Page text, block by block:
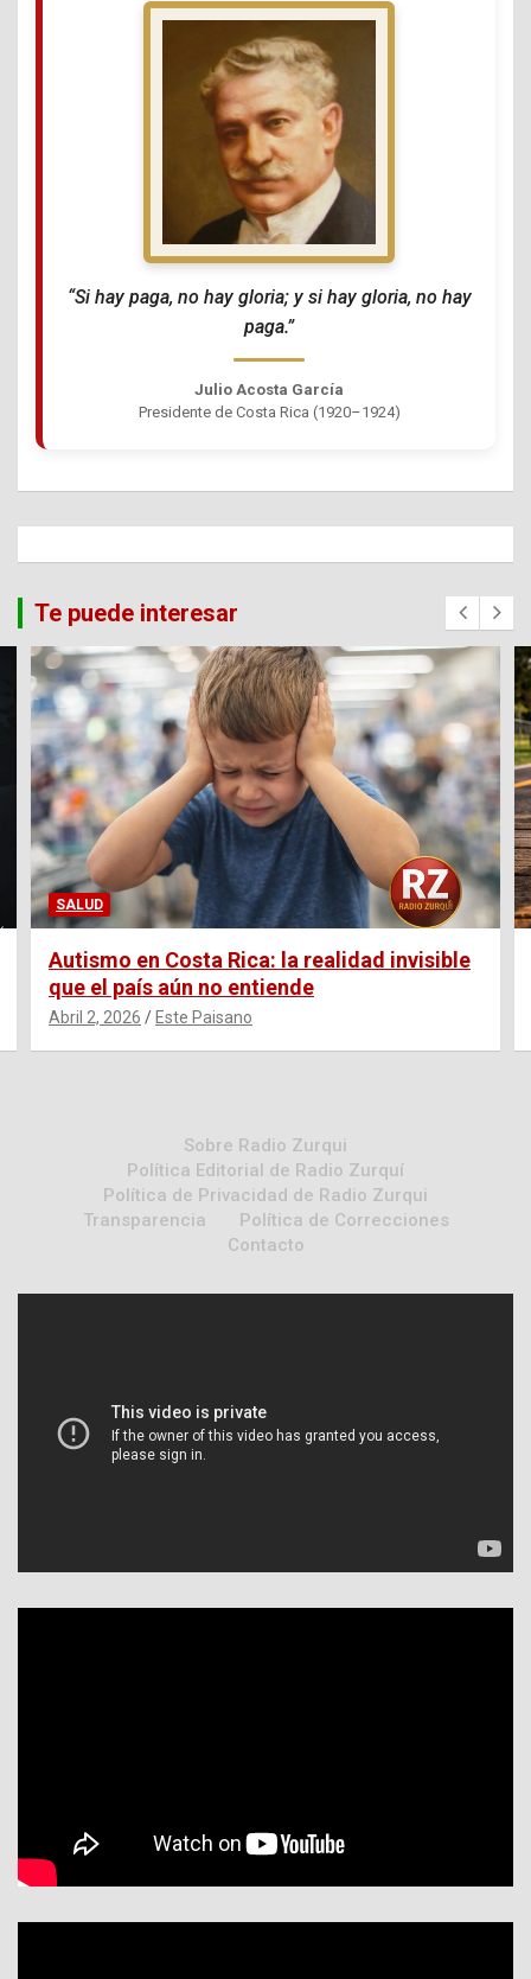
“Si hay paga, no hay gloria; y si hay gloria, no hay
paga.”
Julio Acosta García
Presidente de Costa Rica (1920–1924)
Te puede interesar
SALUD
Autismo en Costa Rica: la realidad invisible
que el país aún no entiende
Abril 2, 2026 Este Paisano
Sobre Radio Zurqui
Política Editorial de Radio Zurquí
Política de Privacidad de Radio Zurqui
Transparencia
Política de Correcciones
Contacto